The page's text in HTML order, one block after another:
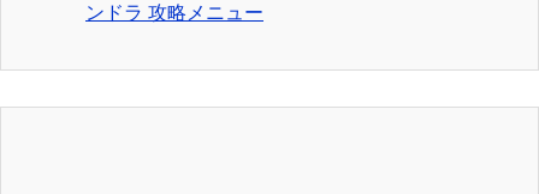
ンドラ 攻略メニュー